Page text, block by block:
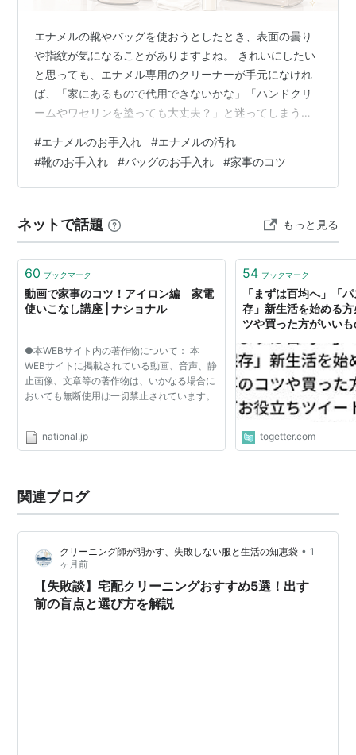
エナメルの靴やバッグを使おうとしたとき、表面の曇り
や指紋が気になることがありますよね。 きれいにしたい
と思っても、エナメル専用のクリーナーが手元になけれ
ば、「家にあるもので代用できないかな」「ハンドクリ
ームやワセリンを塗っても大丈夫？」と迷ってしまうも
いた汚れであれば、柔らかい布を使って応急的にお手入
れできます。 一方で、エナメルのツヤを戻したり表面を
保護したりする場合は、身近な化粧品や食用油ではな
す。 エナメルは光沢が美しい反面、熱や湿気、摩擦、色
移りなどに注意したい素材でもあります。よかれと…
#エナメルのお手入れ #エナメルの汚れ
#靴のお手入れ #バッグのお手入れ #家事のコツ
ネットで話題 もっと見る
60 ブックマーク
動画で家事のコツ！アイロン編 家電
使いこなし講座 | ナショナル
●本WEBサイト内の著作物について： 本
WEBサイトに掲載されている動画、音声、静
止画像、文章等の著作物は、いかなる場合に
おいても無断使用は一切禁止されています。
national.jp
54 ブックマーク
「まずは百均へ」「
存」新生活を始める
ツや買った方がいい
togetter.com
関連ブログ
クリーニング師が明かす、失敗しない服と生活の知恵袋 • 1
ヶ月前
【失敗談】宅配クリーニングおすすめ5選！出す
前の盲点と選び方を解説